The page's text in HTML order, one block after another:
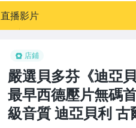
店鋪
嚴選貝多芬《迪亞
最早西德壓片無碼
級音質 迪亞貝利 古
直播影片